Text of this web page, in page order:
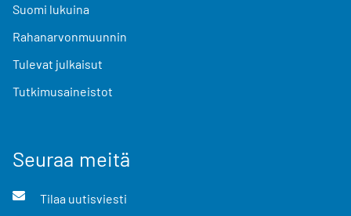
Suomi lukuina
Rahanarvonmuunnin
Tulevat julkaisut
Tutkimusaineistot
Seuraa meitä
Tilaa uutisviesti